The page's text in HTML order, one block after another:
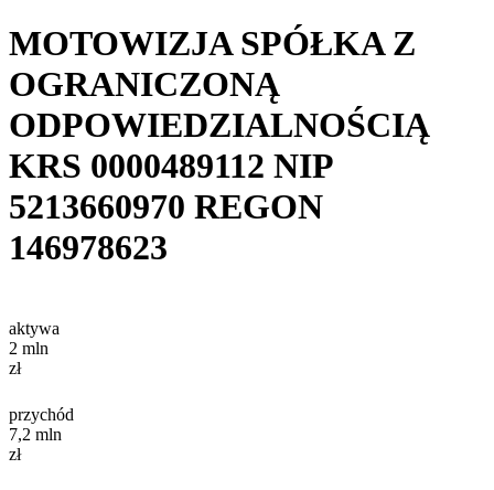
MOTOWIZJA SPÓŁKA Z
OGRANICZONĄ
ODPOWIEDZIALNOŚCIĄ
KRS 0000489112 NIP
5213660970 REGON
146978623
aktywa
2 mln
zł
przychód
7,2 mln
zł